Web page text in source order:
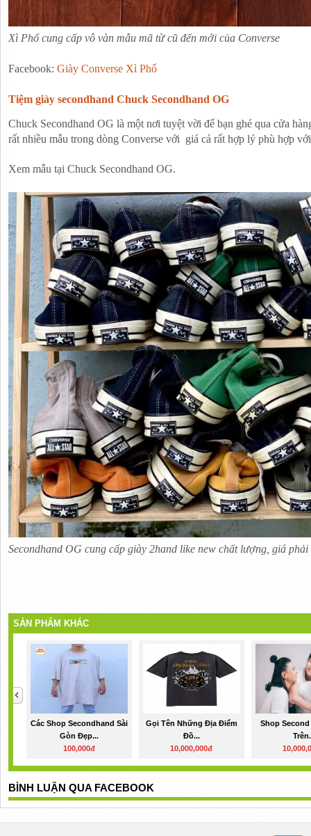
Xì Phố cung cấp vô vàn mẫu mã từ cũ đến mới của Converse
Facebook: Giày Converse Xì Phố
Tiệm giày secondhand Chuck Secondhand OG
Chuck Secondhand OG là một nơi tuyệt vời để bạn ghé qua cửa
rất nhiều mẫu trong dòng Converse với  giá cả rất hợp lý phù hợp
Xem mẫu tại Chuck Secondhand OG.
Secondhand OG cung cấp giày 2hand like new chất lượng, giá phải
SẢN PHẨM KHÁC
Các Shop Secondhand Sài
Gòn Đẹp...
100,000đ
Gọi Tên Những Địa Điểm
Đồ...
10,000,000đ
Shop
BÌNH LUẬN QUA FACEBOOK